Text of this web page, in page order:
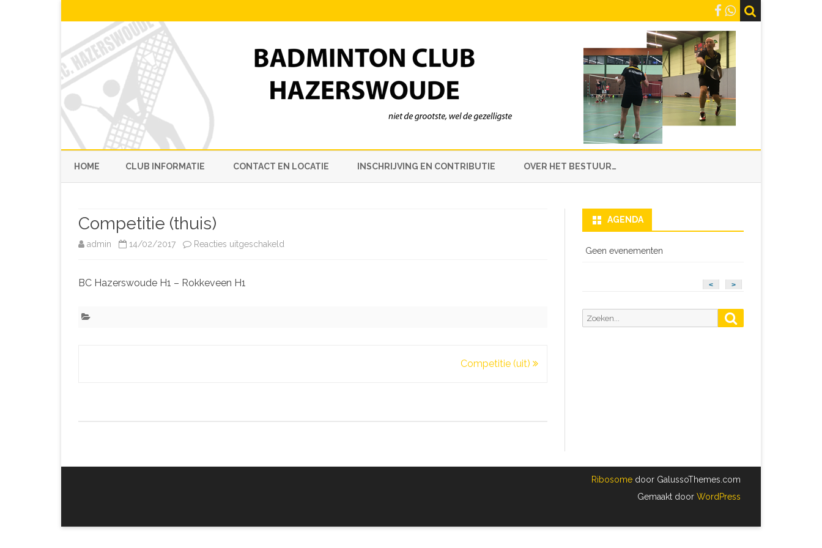
direct
de
HOME CLUB INFORMATIE
PRIVACYBELEID
CONTACT EN LOCATIE INSCHRIJVING EN CONTRIBUTIE OVER HET BESTUUR…
Competitie (thuis)
admin 14/02/2017 Reacties uitgeschakeld
BC Hazerswoude H1 – Rokkeveen H1
Competitie (uit)
AGENDA
Geen evenementen
< >
Zoeken
naar:
Ribosome door GalussoThemes.com
Gemaakt door WordPress